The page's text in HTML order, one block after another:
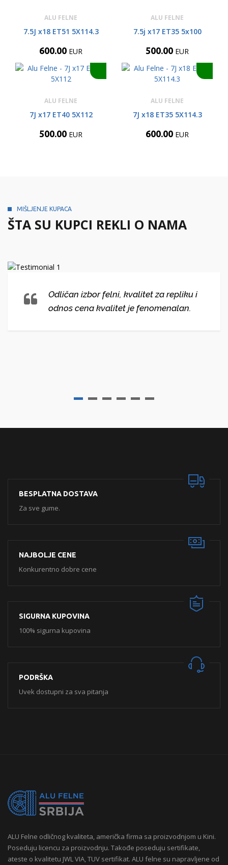
ALU FELNE
7.5J x18 ET51 5X114.3
600.00 EUR
ALU FELNE
7.5j x17 ET35 5x100
500.00 EUR
ALU FELNE
7J x17 ET40 5X112
500.00 EUR
ALU FELNE
7J x18 ET35 5X114.3
600.00 EUR
MIŠLJENJE KUPACA
ŠTA SU KUPCI REKLI O NAMA
Odličan izbor felni, kvalitet za repliku i
odnos cena kvalitet je fenomenalan.
BESPLATNA DOSTAVA
Za sve gume.
NAJBOLJE CENE
Konkurentno dobre cene
SIGURNA KUPOVINA
100% sigurna kupovina
PODRŠKA
Uvek dostupni za sva pitanja
ALU Felne odličnog kvaliteta, američka firma sa proizvodnjom u Kini.
Poseduju licencu za proizvodnju. Takođe poseduju sertifikate,
ateste o kvalitetu JWL VIA, TUV sertifikat. ALU felne su napravljene od